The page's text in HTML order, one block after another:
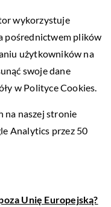
wykorzystuje
pośrednictwem plików
użytkowników na
swoje dane
w Polityce Cookies.
na naszej stronie
Analytics przez 50
Unię Europejską?